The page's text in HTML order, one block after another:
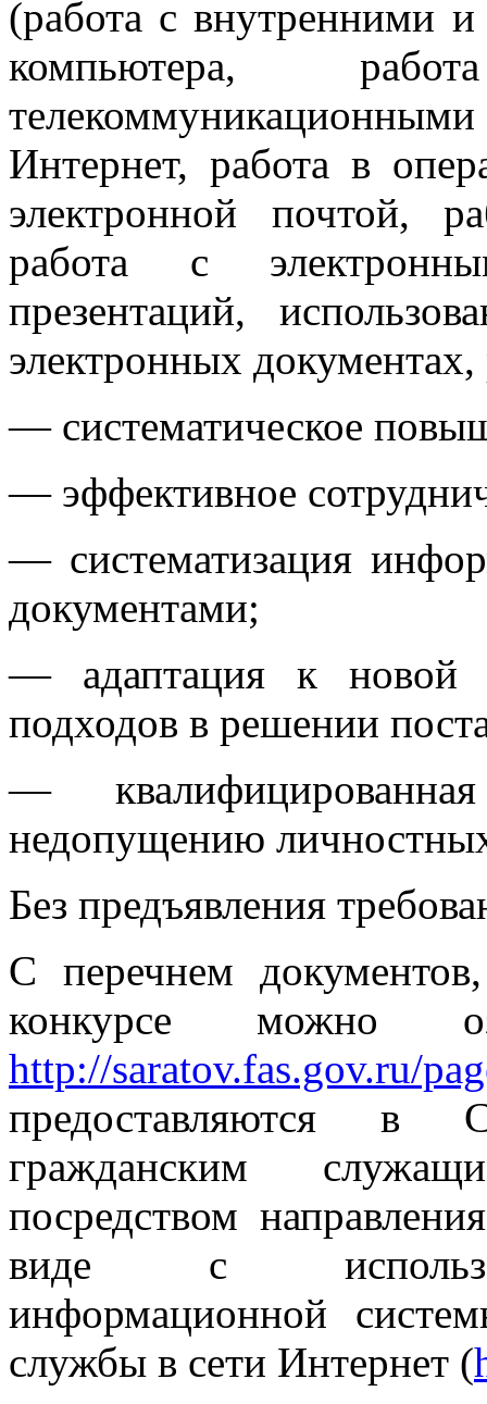
(работа с внутренними
компьютера,
Интернет, работа в
электронной почтой,
работа с
презентаций,
электронных
— систематическое
— эффективное
— систематизация
документами;
— адаптация к новой
подходов в решении
—
недопущению
Без предъявления
С перечнем
конкурсе можно
http://saratov.fas.gov.ru/
предоставляются в
гражданским
посредством
виде с
информационной
службы в сети Интернет (